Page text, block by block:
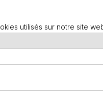
utilisés sur notre site